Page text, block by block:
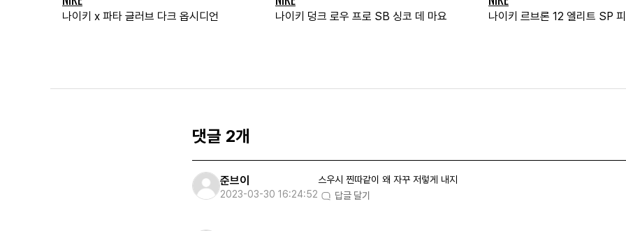
나이키 x 파타 글러브 다크 옵시디언 나이키 덩크 로우 프로 SB 싱코 데 마요 나이키 르브론 12 엘리트 SP
댓글 2개
준브이
2023-03-30 16:24:52
스우시 찐따같이 왜 자꾸 저렇게 내지
답글 달기